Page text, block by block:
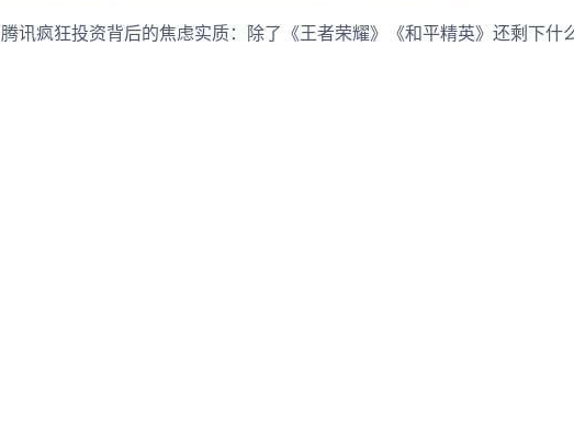
腾讯疯狂投资背后的焦虑实质：除了《王者荣耀》《和平精英》还剩下什